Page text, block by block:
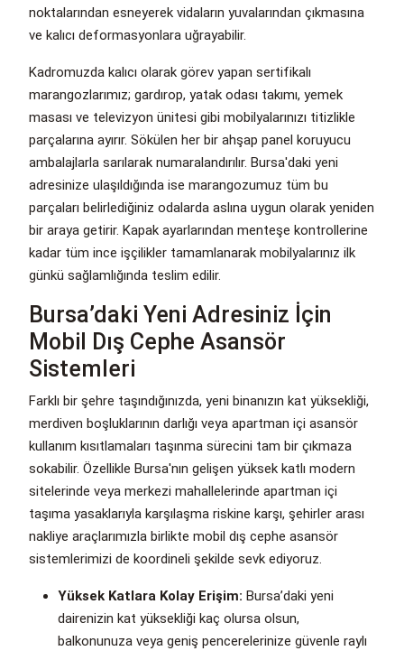
noktalarından esneyerek vidaların yuvalarından çıkmasına
ve kalıcı deformasyonlara uğrayabilir.
Kadromuzda kalıcı olarak görev yapan sertifikalı
marangozlarımız; gardırop, yatak odası takımı, yemek
masası ve televizyon ünitesi gibi mobilyalarınızı titizlikle
parçalarına ayırır. Sökülen her bir ahşap panel koruyucu
ambalajlarla sarılarak numaralandırılır. Bursa'daki yeni
adresinize ulaşıldığında ise marangozumuz tüm bu
parçaları belirlediğiniz odalarda aslına uygun olarak yeniden
bir araya getirir. Kapak ayarlarından menteşe kontrollerine
kadar tüm ince işçilikler tamamlanarak mobilyalarınız ilk
günkü sağlamlığında teslim edilir.
Bursa’daki Yeni Adresiniz İçin
Mobil Dış Cephe Asansör
Sistemleri
Farklı bir şehre taşındığınızda, yeni binanızın kat yüksekliği,
merdiven boşluklarının darlığı veya apartman içi asansör
kullanım kısıtlamaları taşınma sürecini tam bir çıkmaza
sokabilir. Özellikle Bursa'nın gelişen yüksek katlı modern
sitelerinde veya merkezi mahallelerinde apartman içi
taşıma yasaklarıyla karşılaşma riskine karşı, şehirler arası
nakliye araçlarımızla birlikte mobil dış cephe asansör
sistemlerimizi de koordineli şekilde sevk ediyoruz.
Yüksek Katlara Kolay Erişim: Bursa’daki yeni
dairenizin kat yüksekliği kaç olursa olsun,
balkonunuza veya geniş pencerelerinize güvenle raylı